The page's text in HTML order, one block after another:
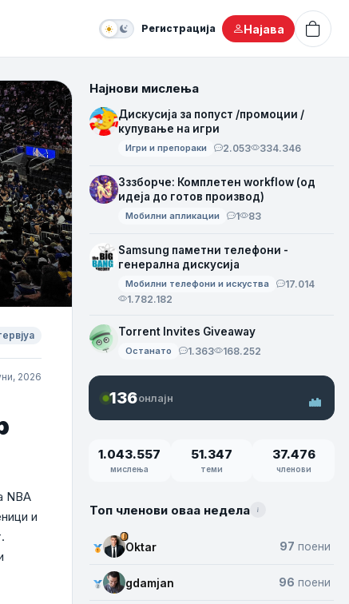
Регистрација Најава
2026
NBA
и
Најнови мислења
Дискусија за попуст /промоции /
купување на игри
Игри и препораки 2.053 334.346
Зззборче: Комплетен workflow (од
идеја до готов производ)
Мобилни апликации 1 83
Samsung паметни телефони -
генерална дискусија
Мобилни телефони и искуства
17.014
1.782.182
Torrent Invites Giveaway
Останато 1.363 168.252
136онлајн
1.043.557
мислења
51.347
теми
37.476
членови
Топ членови оваа недела
Oktar 97 поени
gdamjan 96 поени